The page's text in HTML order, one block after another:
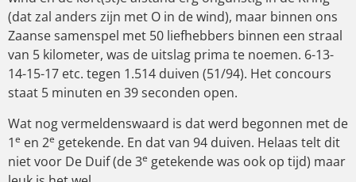
(dat zal anders zijn met O in de wind), maar binnen ons
Zaanse samenspel met 50 liefhebbers binnen een straal
van 5 kilometer, was de uitslag prima te noemen. 6-13-
14-15-17 etc. tegen 1.514 duiven (51/94). Het concours
staat 5 minuten en 39 seconden open.
Wat nog vermeldenswaard is dat werd begonnen met de
1e en 2e getekende. En dat van 94 duiven. Helaas telt dit
niet voor De Duif (de 3e getekende was ook op tijd) maar